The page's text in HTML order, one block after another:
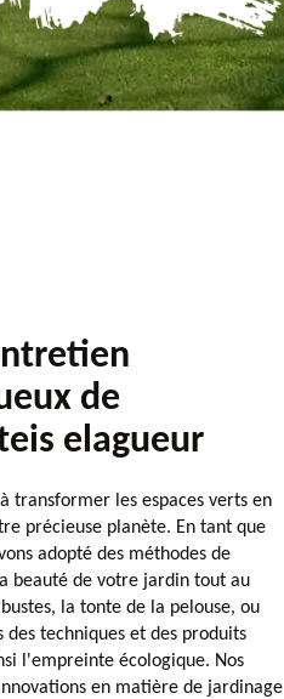
de
elagueur
transformer les espaces verts en
précieuse planète. En tant que
adopté des méthodes de
beauté de votre jardin tout au
la tonte de la pelouse, ou
techniques et des produits
l'empreinte écologique. Nos
en matière de jardinage